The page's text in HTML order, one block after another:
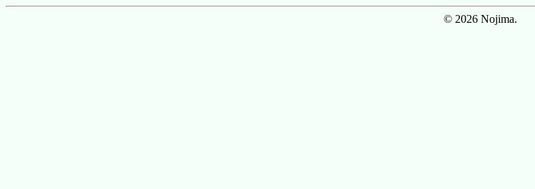
© 2026 Nojima.